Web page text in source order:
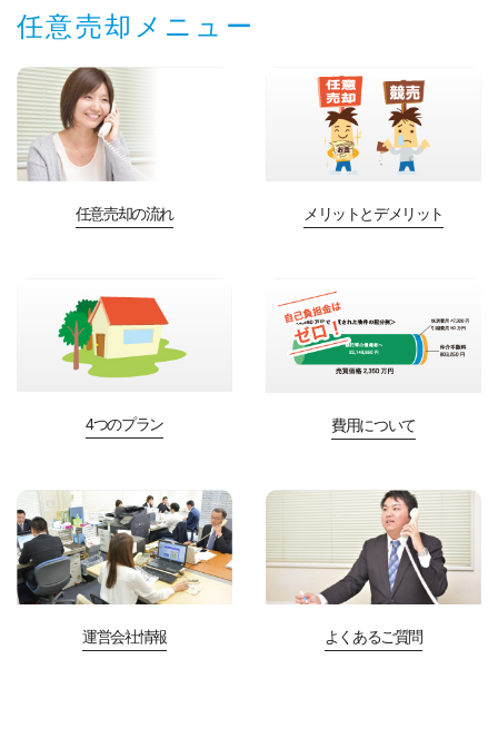
任意売却メニュー
任意売却の流れ メリットとデメリット
4つのプラン 費用について
運営会社情報 よくあるご質問